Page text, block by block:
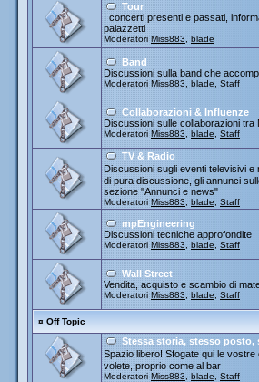
Tour
I concerti presenti e passati,
palazzetti
Moderatori Miss883 blade
Band
Discussioni sulla band che
Moderatori Miss883 blade Staff
Collaborazioni & Influenze
Discussioni sulle collaborazioni
Moderatori Miss883 blade Staff
TV & Radio
Discussioni sugli eventi televisivi
di pura discussione, gli annunci
sezione "Annunci e news"
Moderatori Miss883 blade Staff
mpEngineering
Discussioni tecniche approfondite
Moderatori Miss883 blade Staff
Wall Street
Vendita, acquisto e scambio di
Moderatori Miss883 blade Staff
¤ Off Topic
Stessa storia, stesso posto,
Spazio libero! Sfogate qui le
volete, proprio come al bar
Moderatori Miss883 blade Staff